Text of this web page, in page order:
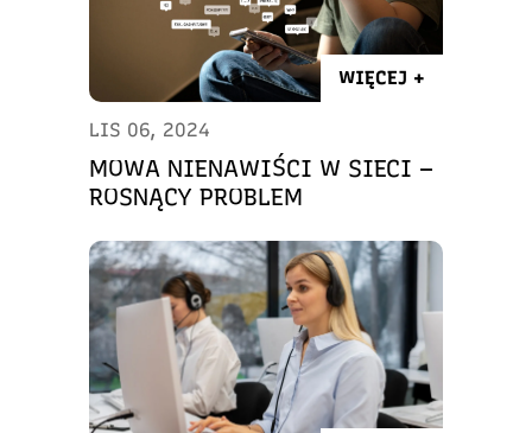
WIĘCEJ +
LIS 06, 2024
MOWA NIENAWIŚCI W SIECI –
ROSNĄCY PROBLEM